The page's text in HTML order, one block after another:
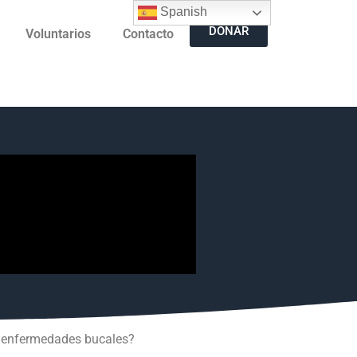
DONAR
Voluntarios Contacto
bucales?
Spanish